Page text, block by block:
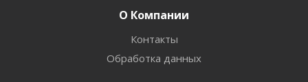
О Компании
Контакты
Обработка данных